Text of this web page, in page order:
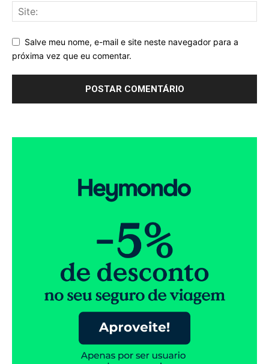
Salve meu nome, e-mail e site neste navegador para a
próxima vez que eu comentar.